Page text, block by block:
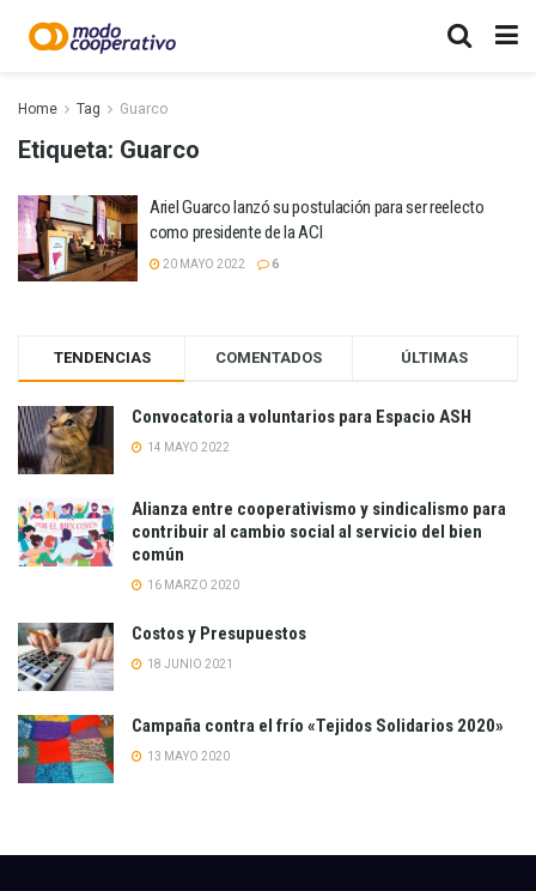
Home Tag Guarco
Etiqueta: Guarco
Ariel Guarco lanzó su postulación para ser reelecto
como presidente de la ACI
20 MAYO 2022 6
TENDENCIAS COMENTADOS ÚLTIMAS
Convocatoria a voluntarios para Espacio ASH
14 MAYO 2022
Alianza entre cooperativismo y sindicalismo para
contribuir al cambio social al servicio del bien
común
16 MARZO 2020
Costos y Presupuestos
18 JUNIO 2021
Campaña contra el frío «Tejidos Solidarios 2020»
13 MAYO 2020